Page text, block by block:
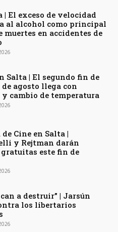
| El exceso de velocidad
al alcohol como principal
muertes en accidentes de
Salta | El segundo fin de
de agosto llega con
cambio de temperatura
de Cine en Salta |
y Rejtman darán
este fin de
a destruir” | Jarsún
los libertarios